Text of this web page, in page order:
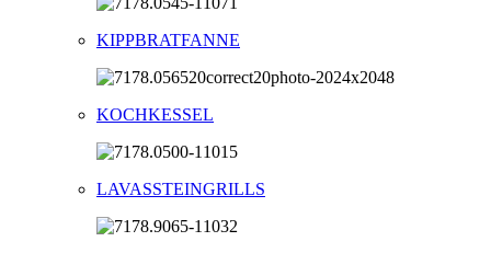
KIPPBRATFANNE
KOCHKESSEL
LAVASSTEINGRILLS